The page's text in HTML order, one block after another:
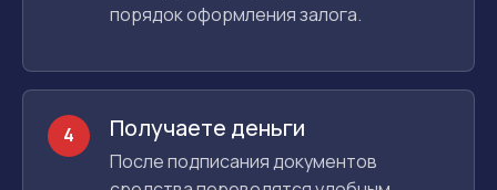
порядок оформления залога.
4 Получаете деньги
После подписания документов